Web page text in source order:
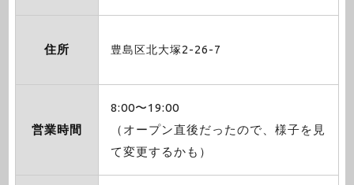
住所 豊島区北大塚2-26-7
営業時間
8:00〜19:00
（オープン直後だったので、様子を見
て変更するかも）